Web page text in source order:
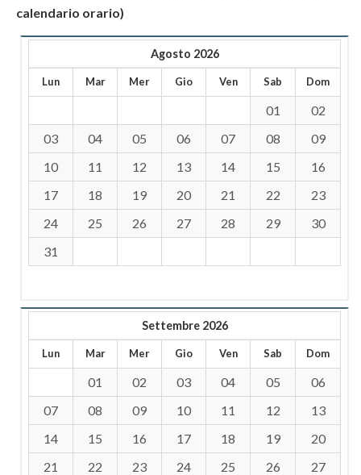
calendario orario)
Agosto 2026
Lun Mar Mer Gio Ven Sab Dom
01
02
03
04 05 06 07 08
09
10
11 12 13 14 15
16
17
18 19 20 21 22
23
24
25 26 27 28 29
30
31
Settembre 2026
Lun Mar Mer Gio Ven Sab Dom
01 02 03 04 05
06
07
08 09 10 11 12
13
14
15 16 17 18 19
20
21
22 23 24 25 26
27